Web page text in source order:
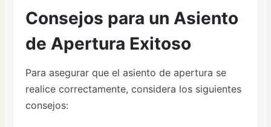
Consejos para un Asiento
de Apertura Exitoso
Para asegurar que el asiento de apertura se
realice correctamente, considera los siguientes
consejos: